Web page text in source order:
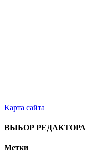
Карта сайта
ВЫБОР РЕДАКТОРА
Метки